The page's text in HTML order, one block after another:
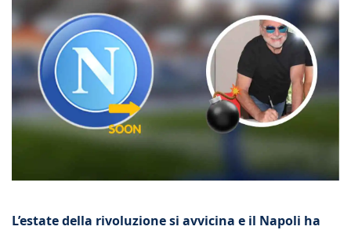
L’estate della rivoluzione si avvicina e il Napoli ha